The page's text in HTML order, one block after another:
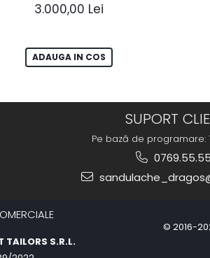
3.000,00 Lei
ADAUGA IN COS
SUPORT
Pe bază de programare:
TAILORS S.R.L.
© 2016-